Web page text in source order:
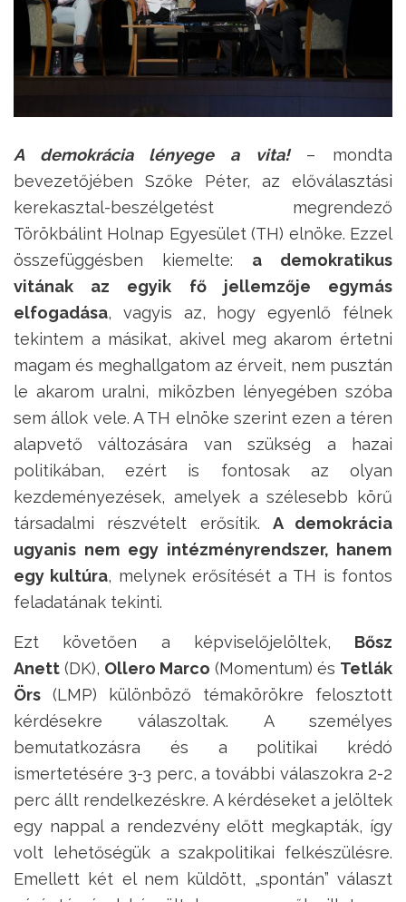
A demokrácia lényege a vita!– mondta
bevezetőjében Szőke Péter, az előválasztási
kerekasztal-beszélgetést megrendező
Törökbálint Holnap Egyesület (TH) elnöke. Ezzel
összefüggésben kiemelte: a demokratikus
vitának az egyik fő jellemzője egymás
elfogadása, vagyis az, hogy egyenlő félnek
tekintem a másikat, akivel meg akarom értetni
magam és meghallgatom az érveit, nem pusztán
le akarom uralni, miközben lényegében szóba
sem állok vele. A TH elnöke szerint ezen a téren
alapvető változására van szükség a hazai
politikában, ezért is fontosak az olyan
kezdeményezések, amelyek a szélesebb körű
társadalmi részvételt erősítik. A demokrácia
ugyanis nem egy intézményrendszer, hanem
egy kultúra, melynek erősítését a TH is fontos
feladatának tekinti.
Ezt követően a képviselőjelöltek, Bősz
Anett (DK), Ollero Marco (Momentum) és Tetlák
Örs (LMP) különböző témakörökre felosztott
kérdésekre válaszoltak. A személyes
bemutatkozásra és a politikai krédó
ismertetésére 3-3 perc, a további válaszokra 2-2
perc állt rendelkezéskre. A kérdéseket a jelöltek
egy nappal a rendezvény előtt megkapták, így
volt lehetőségük a szakpolitikai felkészülésre.
Emellett két el nem küldött, „spontán” választ